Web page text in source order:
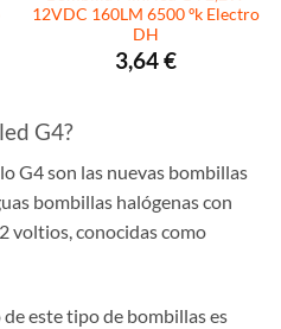
12VDC 160LM 6500 ºk Electro
DH
3,64€
G4?
G4 son las nuevas bombillas
bombillas halógenas con
voltios, conocidas como
este tipo de bombillas es